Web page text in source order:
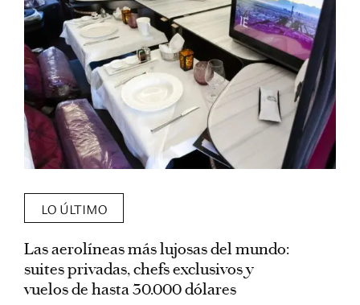
LO ÚLTIMO
Las aerolíneas más lujosas del mundo:
suites privadas, chefs exclusivos y
vuelos de hasta 30.000 dólares